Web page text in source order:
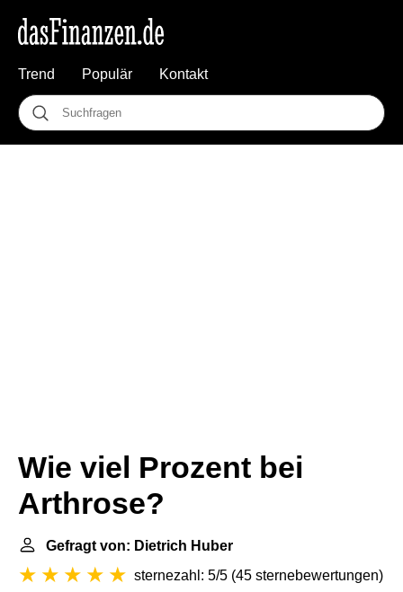
Trend Populär Kontakt
Wie viel Prozent bei
Arthrose?
Gefragt von: Dietrich Huber
sternezahl: 5/5 (45 sternebewertungen)